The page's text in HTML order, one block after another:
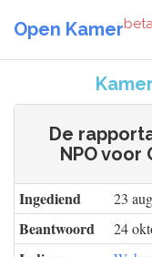
Open Kamer
De
NPO
Ingediend 23
Beantwoord 24